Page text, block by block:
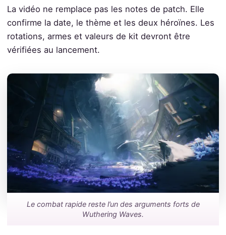
La vidéo ne remplace pas les notes de patch. Elle
confirme la date, le thème et les deux héroïnes. Les
rotations, armes et valeurs de kit devront être
vérifiées au lancement.
Le combat rapide reste l’un des arguments forts de
Wuthering Waves.